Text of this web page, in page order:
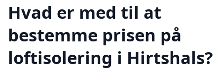
Hvad er med til at
bestemme prisen på
loftisolering i Hirtshals?